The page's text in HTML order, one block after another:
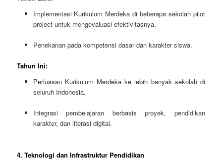
Implementasi Kurikulum Merdeka di beberapa sekolah pilot
project untuk mengevaluasi efektivitasnya.
Penekanan pada kompetensi dasar dan karakter siswa.
Tahun Ini:
Perluasan Kurikulum Merdeka ke lebih banyak sekolah di
seluruh Indonesia.
Integrasi pembelajaran berbasis proyek, pendidikan
karakter, dan literasi digital.
4. Teknologi dan Infrastruktur Pendidikan